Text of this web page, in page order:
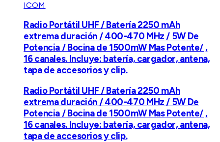
ICOM
Radio Portátil UHF / Batería 2250 mAh
extrema duración / 400-470 MHz / 5W De
Potencia / Bocina de 1500mW Mas Potente/ ,
16 canales. Incluye: batería, cargador, antena,
tapa de accesorios y clip.
Radio Portátil UHF / Batería 2250 mAh
extrema duración / 400-470 MHz / 5W De
Potencia / Bocina de 1500mW Mas Potente/ ,
16 canales. Incluye: batería, cargador, antena,
tapa de accesorios y clip.